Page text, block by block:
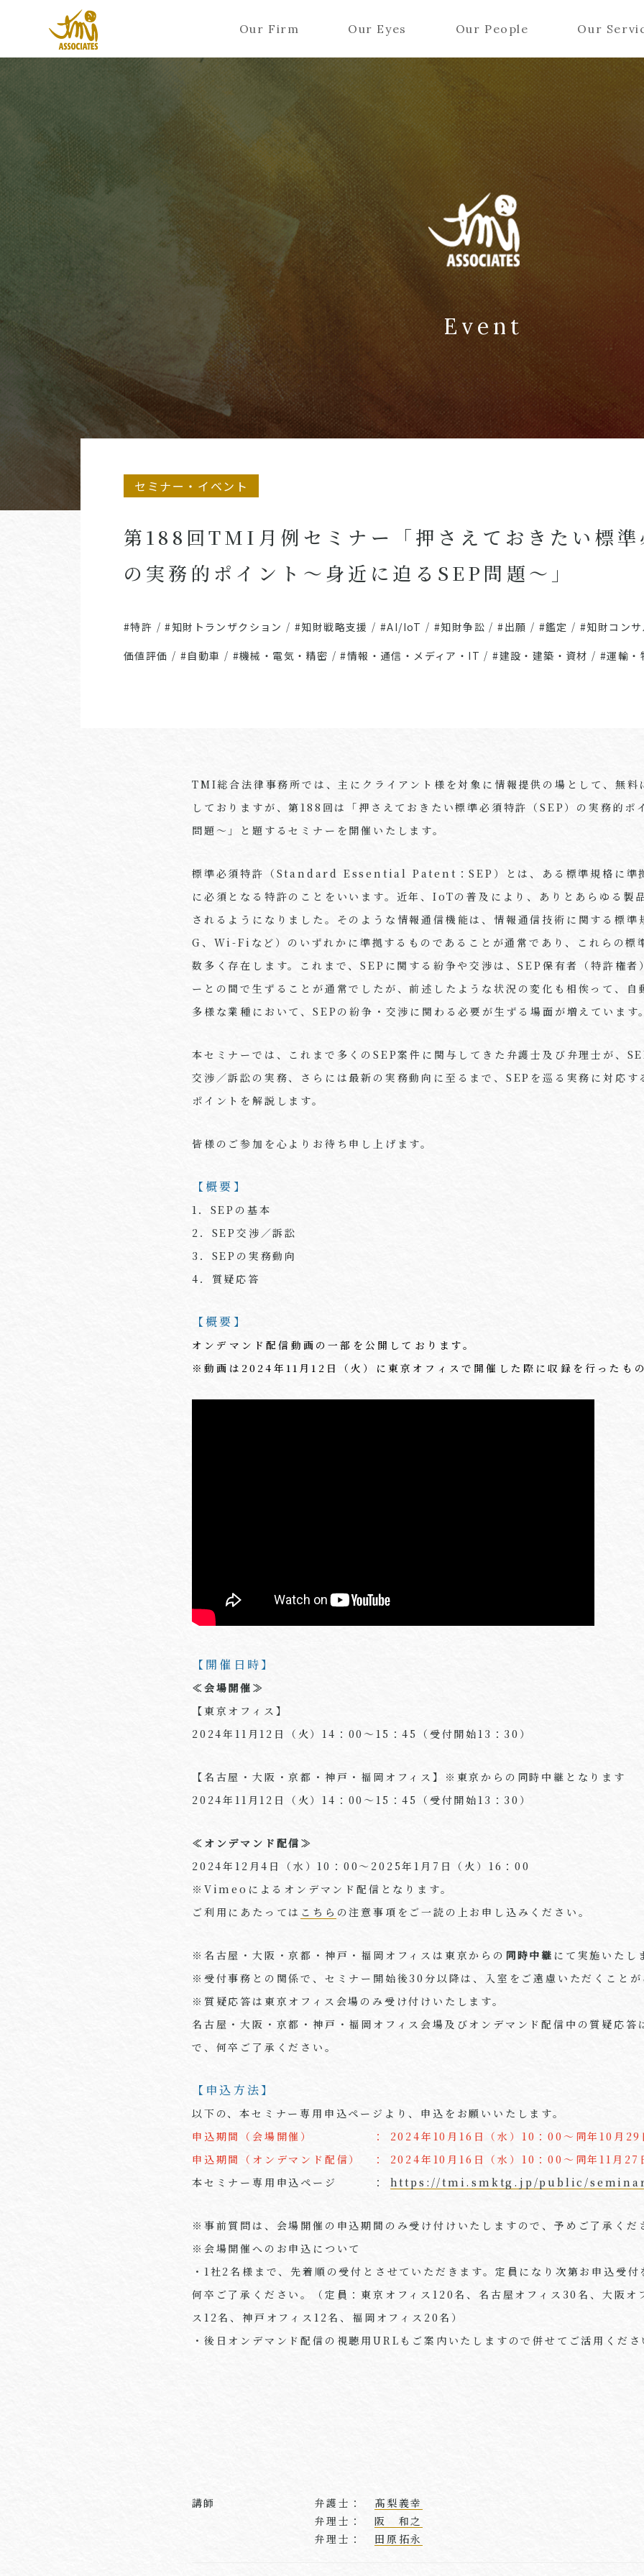
Our Firm Our Eyes Our People Our
Event
セミナー・イベント
第188回TMI月例セミナー「押さえておきたい標
の実務的ポイント～身近に迫るSEP問題～」
#特許 /#知財トランザクション /#知財戦略支援 /#AI/IoT /#知財争訟 /#出願 / #鑑定 /#知財コン
価値評価 / #自動車 / #機械・電気・精密 /#情報・通信・メディア・IT /#建設・建築・資材 /#運輸・
TMI総合法律事務所では、主にクライアント様を対象に情報提供の場として、無料
しておりますが、第188回は「押さえておきたい標準必須特許（SEP）の実務的ポ
問題～」と題するセミナーを開催いたします。
標準必須特許（Standard Essential Patent：SEP）とは、ある標準規格に準
に必須となる特許のことをいいます。近年、IoTの普及により、ありとあらゆる製
されるようになりました。そのような情報通信機能は、情報通信技術に関する標
G、Wi-Fiなど）のいずれかに準拠するものであることが通常であり、これらの標
数多く存在します。これまで、SEPに関する紛争や交渉は、SEP保有者（特許権
ーとの間で生ずることが通常でしたが、前述したような状況の変化も相俟って、
多様な業種において、SEPの紛争・交渉に関わる必要が生ずる場面が増えています
本セミナーでは、これまで多くのSEP案件に関与してきた弁護士及び弁理士が、
交渉／訴訟の実務、さらには最新の実務動向に至るまで、SEPを巡る実務に対応
ポイントを解説します。
皆様のご参加を心よりお待ち申し上げます。
【概要】
1．SEPの基本
2．SEP交渉／訴訟
3．SEPの実務動向
4．質疑応答
【概要】
オンデマンド配信動画の一部を公開しております。
※動画は2024年11月12日（火）に東京オフィスで開催した際に収録を行ったも
【開催日時】
≪会場開催≫
【東京オフィス】
2024年11月12日（火）14：00～15：45（受付開始13：30）
【名古屋・大阪・京都・神戸・福岡オフィス】※東京からの同時中継となります
2024年11月12日（火）14：00～15：45（受付開始13：30）
≪オンデマンド配信≫
2024年12月4日（水）10：00～2025年1月7日（火）16：00
※Vimeoによるオンデマンド配信となります。
ご利用にあたっては こちら の注意事項をご一読の上お申し込みください。
※名古屋・大阪・京都・神戸・福岡オフィスは東京からの 同時中継 にて実施いたし
※受付事務との関係で、セミナー開始後30分以降は、入室をご遠慮いただくこと
※質疑応答は東京オフィス会場のみ受け付けいたします。
名古屋・大阪・京都・神戸・福岡オフィス会場及びオンデマンド配信中の質疑応答
で、何卒ご了承ください。
【申込方法】
以下の、本セミナー専用申込ページより、申込をお願いいたします。
申込期間（会場開催） ： 2024年10月16日（水）10：00～同年10月29
申込期間（オンデマンド配信） ：
2024年10月16日（水）10：00～同年11月27
本セミナー専用申込ページ ： https://tmi.smktg.jp/public/
※事前質問は、会場開催の申込期間のみ受け付けいたしますので、予めご了承くだ
※会場開催へのお申込について
・1社2名様まで、先着順の受付とさせていただきます。定員になり次第お申込受
何卒ご了承ください。（定員：東京オフィス 120名、名古屋オフィス 30名、大阪オ
ス 12名、神戸オフィス 12名、福岡オフィス 20名）
・後日オンデマンド配信の視聴用URLもご案内いたしますので併せてご活用くだ
講師 弁護士： 髙梨義幸
弁理士： 阪 和之
弁理士： 田原拓永